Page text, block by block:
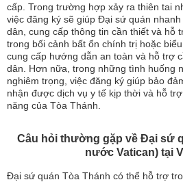
cấp. Trong trường hợp xảy ra thiên tai
việc đăng ký sẽ giúp Đại sứ quán
dân, cung cấp thông tin cần thiết và hỗ
trong bối cảnh bất ổn chính trị hoặc
cung cấp hướng dẫn an toàn và hỗ trợ
dân. Hơn nữa, trong những tình huống
nghiêm trọng, việc đăng ký giúp bảo
nhận được dịch vụ y tế kịp thời và hỗ
năng của Tòa Thánh.
Câu hỏi thường gặp về Đại sứ
nước Vatican) tại
Đại sứ quán Tòa Thánh có thể hỗ trợ